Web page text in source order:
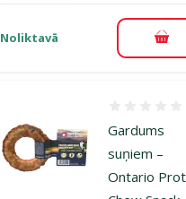
Noliktavā
Gardums
suņiem –
Ontario